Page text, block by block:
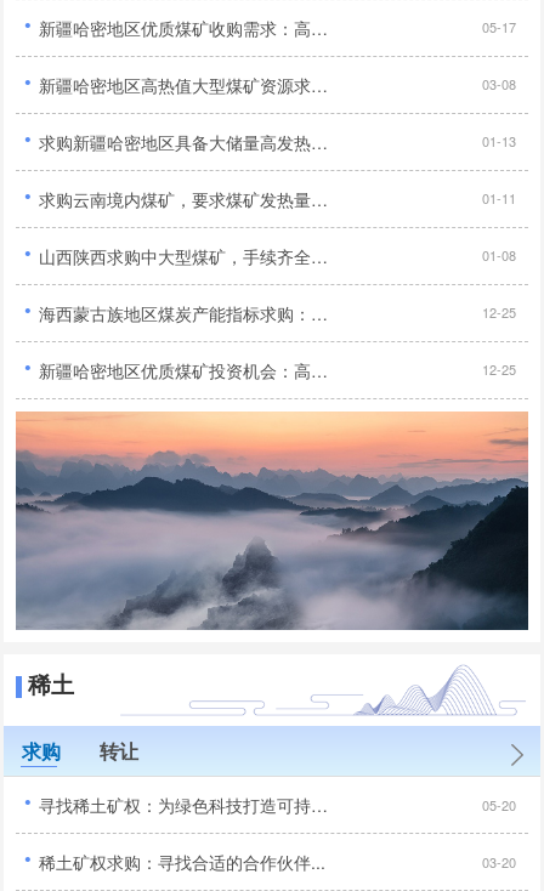
· 新疆哈密地区优质煤矿收购需求：高储量、高发热量项目征集... 05-17
· 新疆哈密地区高热值大型煤矿资源求购公告：年产能120万吨以上... 03-08
· 求购新疆哈密地区具备大储量高发热量且年产量达120万吨以上无产权纠纷及外债优质煤矿... 01-13
· 求购云南境内煤矿，要求煤矿发热量达到5500大卡以上... 01-11
· 山西陕西求购中大型煤矿，手续齐全，90万吨/年产能... 01-08
· 海西蒙古族地区煤炭产能指标求购：业务扩张需求旺盛，寻求大量优质产能指标... 12-25
· 新疆哈密地区优质煤矿投资机会：高储量、高热值、无纠纷、无外债，年产量120万吨以上，2亿投资预算... 12-25
稀土
求购 转让
· 寻找稀土矿权：为绿色科技打造可持续未来... 05-20
· 稀土矿权求购：寻找合适的合作伙伴... 03-20